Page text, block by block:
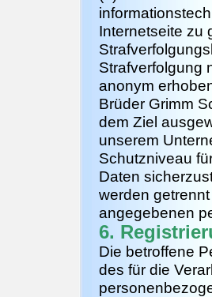
Internetseite zu
Strafverfolgung
anonym
Brüder Grimm
dem Ziel
unserem
Schutzniveau
Daten
werden
angegebenen
6.
Die betroffene
des für die